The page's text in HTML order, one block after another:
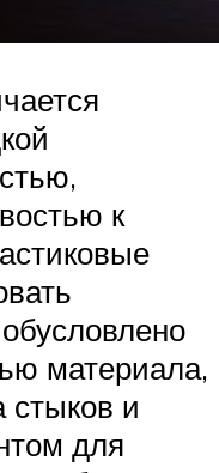
к
материала,
стыков и
для